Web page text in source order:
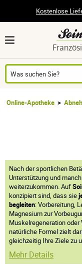
Kostenlose
Online-Apotheke
Nach der sportlichen
Unterstützung und
weiterzukommen. Auf
konzipiert sind, dass sie
begleiten: Vorbereitung,
Magnesium zur
Muskelregeneration
natürliche Formel zielt
gleichzeitig Ihre Ziele zu
Mehr Details